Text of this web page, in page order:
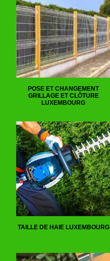
POSE ET CHANGEMENT
GRILLAGE ET CLÔTURE
LUXEMBOURG
TAILLE DE HAIE LUXEMBOURG